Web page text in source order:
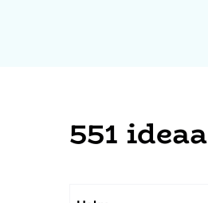
551 ideaa